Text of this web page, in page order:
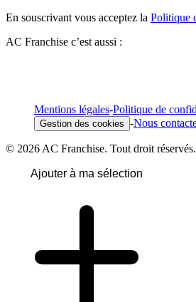
En souscrivant vous acceptez la Politique
AC Franchise c’est aussi :
Mentions légales-Politique de
Gestion des cookies -Nous
© 2026 AC Franchise. Tout droit réservés.
Ajouter à ma sélection